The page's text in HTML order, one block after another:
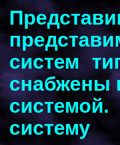
систем
снабжены